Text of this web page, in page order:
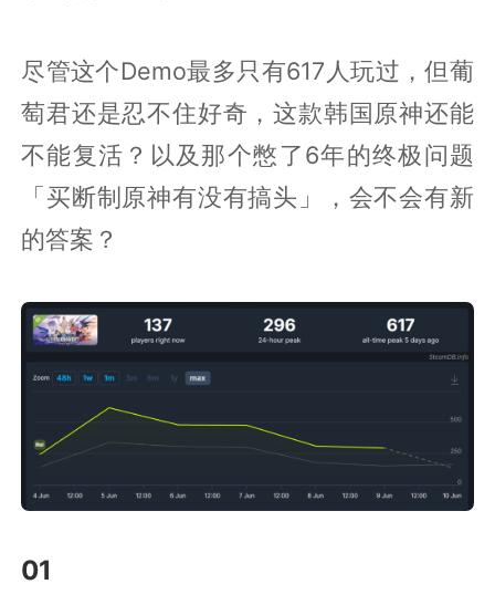
尽管这个Demo最多只有617人玩过，但葡
萄君还是忍不住好奇，这款韩国原神还能
不能复活？以及那个憋了6年的终极问题
「买断制原神有没有搞头」，会不会有新
的答案？
01